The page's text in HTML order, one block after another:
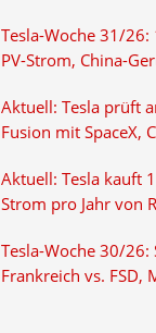
Tesla-Woche 31/26:
PV-Strom, China-
Aktuell: Tesla prüft
Fusion mit SpaceX,
Aktuell: Tesla kauft
Strom pro Jahr von
Tesla-Woche 30/
Frankreich vs. FSD,